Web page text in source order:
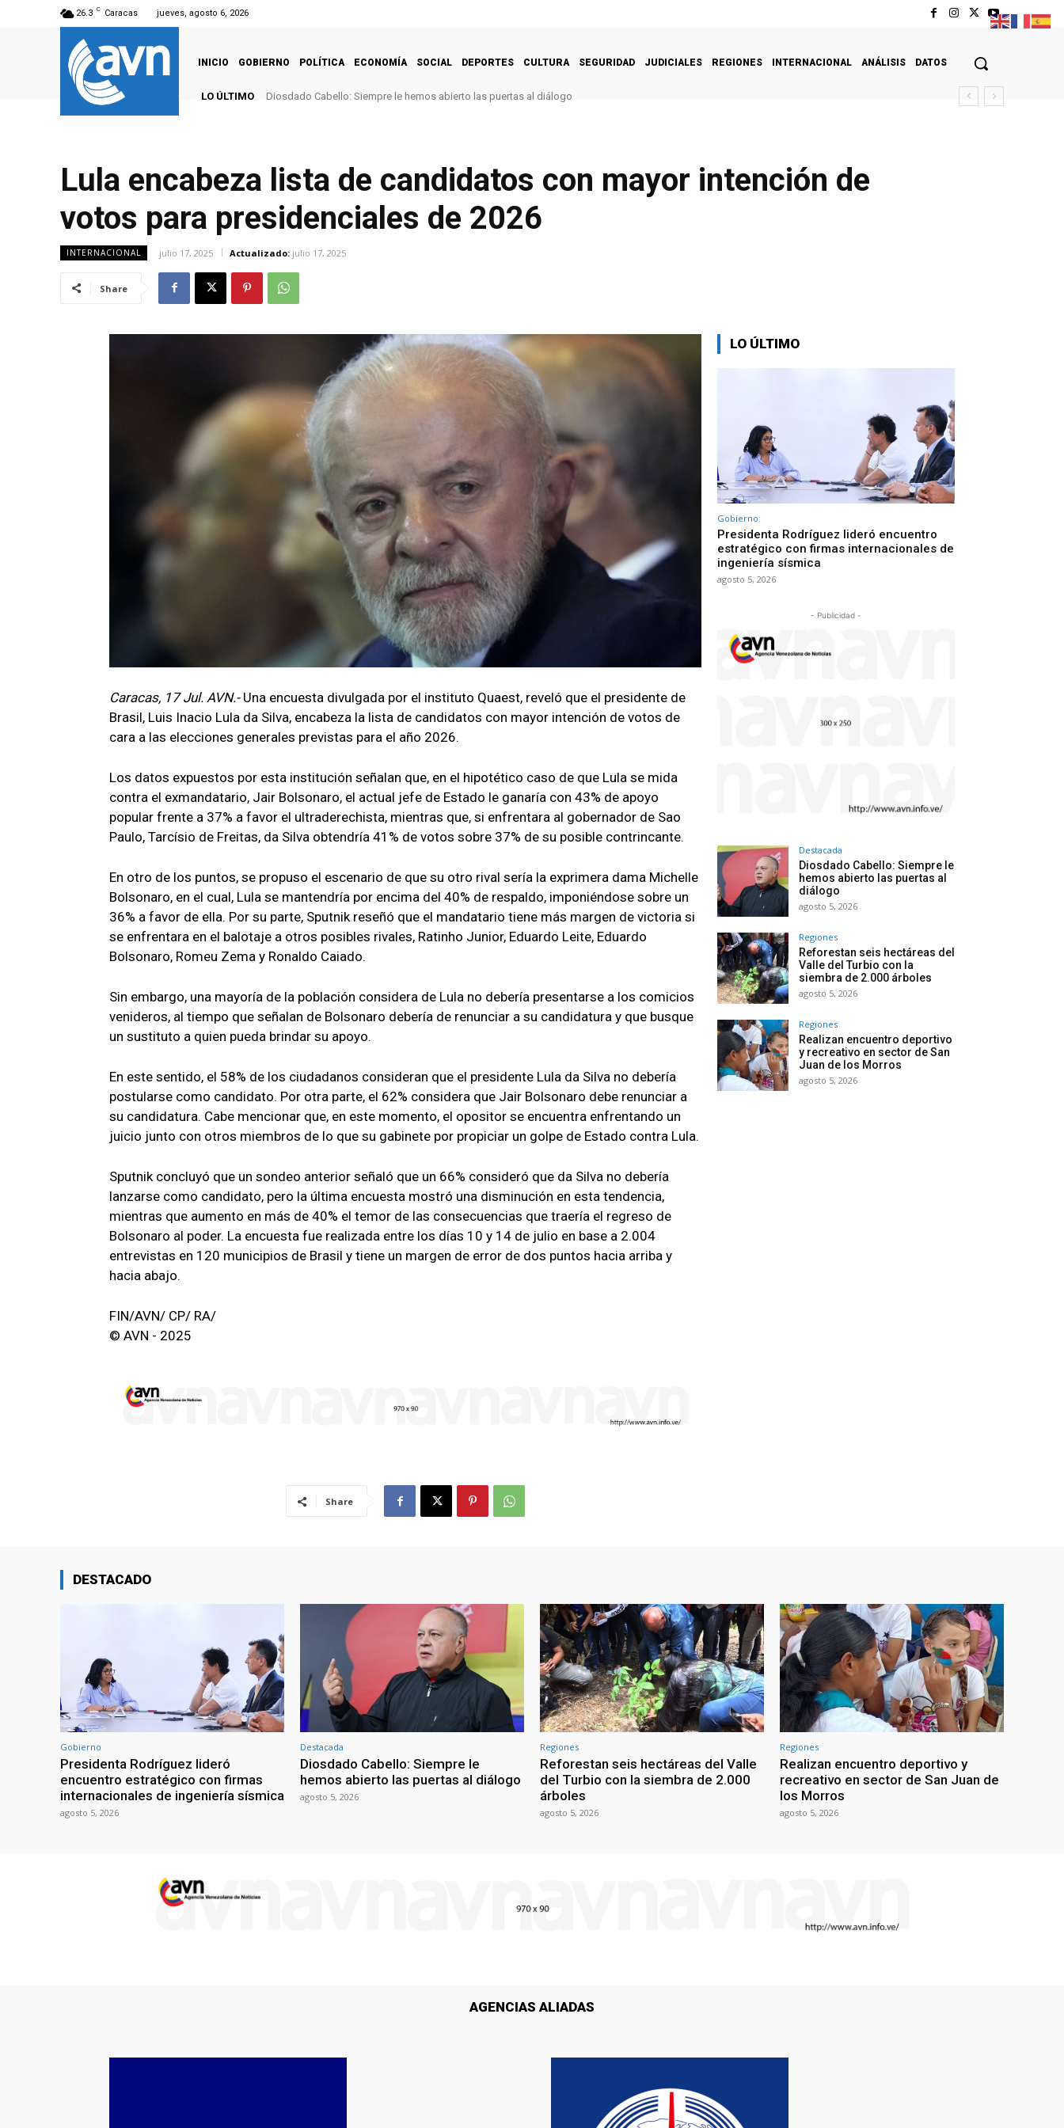
26.3 C Caracas jueves, agosto 6, 2026
INICIO GOBIERNO POLÍTICA ECONOMÍA SOCIAL DEPORTES CULTURA SEGURIDAD JUDICIALES REGIONES INTERNACIONAL ANÁLISIS DATOS
LO ÚLTIMO Diosdado Cabello: Siempre le hemos abierto las puertas al diálogo
Lula encabeza lista de candidatos con mayor intención de
votos para presidenciales de 2026
INTERNACIONAL julio 17, 2025 Actualizado: julio 17, 2025
Share
Caracas, 17 Jul. AVN.- Una encuesta divulgada por el instituto Quaest, reveló que el presidente de
Brasil, Luis Inacio Lula da Silva, encabeza la lista de candidatos con mayor intención de votos de
cara a las elecciones generales previstas para el año 2026.
Los datos expuestos por esta institución señalan que, en el hipotético caso de que Lula se mida
contra el exmandatario, Jair Bolsonaro, el actual jefe de Estado le ganaría con 43% de apoyo
popular frente a 37% a favor el ultraderechista, mientras que, si enfrentara al gobernador de Sao
Paulo, Tarcísio de Freitas, da Silva obtendría 41% de votos sobre 37% de su posible contrincante.
En otro de los puntos, se propuso el escenario de que su otro rival sería la exprimera dama Michelle
Bolsonaro, en el cual, Lula se mantendría por encima del 40% de respaldo, imponiéndose sobre un
36% a favor de ella. Por su parte, Sputnik reseñó que el mandatario tiene más margen de victoria si
se enfrentara en el balotaje a otros posibles rivales, Ratinho Junior, Eduardo Leite, Eduardo
Bolsonaro, Romeu Zema y Ronaldo Caiado.
Sin embargo, una mayoría de la población considera de Lula no debería presentarse a los comicios
venideros, al tiempo que señalan de Bolsonaro debería de renunciar a su candidatura y que busque
un sustituto a quien pueda brindar su apoyo.
En este sentido, el 58% de los ciudadanos consideran que el presidente Lula da Silva no debería
postularse como candidato. Por otra parte, el 62% considera que Jair Bolsonaro debe renunciar a
su candidatura. Cabe mencionar que, en este momento, el opositor se encuentra enfrentando un
juicio junto con otros miembros de lo que su gabinete por propiciar un golpe de Estado contra Lula.
Sputnik concluyó que un sondeo anterior señaló que un 66% consideró que da Silva no debería
lanzarse como candidato, pero la última encuesta mostró una disminución en esta tendencia,
mientras que aumento en más de 40% el temor de las consecuencias que traería el regreso de
Bolsonaro al poder. La encuesta fue realizada entre los días 10 y 14 de julio en base a 2.004
entrevistas en 120 municipios de Brasil y tiene un margen de error de dos puntos hacia arriba y
hacia abajo.
FIN/AVN/ CP/ RA/
© AVN - 2025
Share
LO ÚLTIMO
Gobierno
Presidenta Rodríguez lideró encuentro
estratégico con firmas internacionales de
ingeniería sísmica
agosto 5, 2026
- Publicidad -
Destacada
Diosdado Cabello: Siempre le
hemos abierto las puertas al
diálogo
agosto 5, 2026
Regiones
Reforestan seis hectáreas del
Valle del Turbio con la
siembra de 2.000 árboles
agosto 5, 2026
Regiones
Realizan encuentro deportivo
y recreativo en sector de San
Juan de los Morros
agosto 5, 2026
DESTACADO
Gobierno
Presidenta Rodríguez lideró
encuentro estratégico con firmas
internacionales de ingeniería sísmica
agosto 5, 2026
Destacada
Diosdado Cabello: Siempre le
hemos abierto las puertas al diálogo
agosto 5, 2026
Regiones
Reforestan seis hectáreas del Valle
del Turbio con la siembra de 2.000
árboles
agosto 5, 2026
Regiones
Realizan encuentro deportivo y
recreativo en sector de San Juan de
los Morros
agosto 5, 2026
AGENCIAS ALIADAS